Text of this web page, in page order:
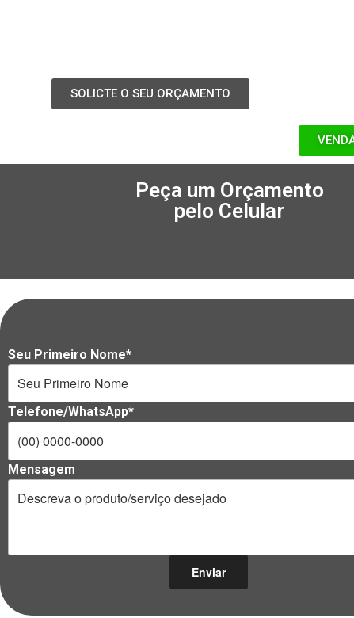
SOLICTE O SEU ORÇAMENTO
Peça um Orçamento
pelo Celular
Seu Primeiro Nome*
Telefone/WhatsApp*
Mensagem